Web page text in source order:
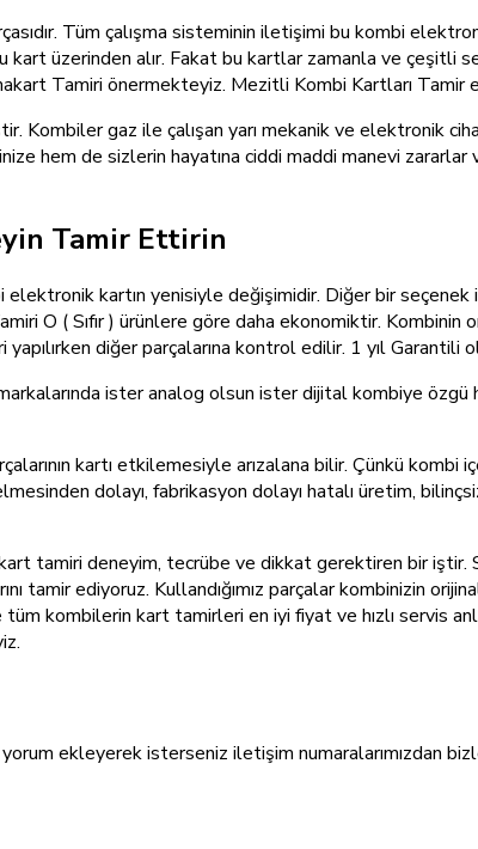
Tüm çalışma sisteminin iletişimi bu kombi
üzerinden alır. Fakat bu kartlar zamanla ve çeşitli
Tamiri önermekteyiz. Mezitli Kombi Kartları Tamir
gaz ile çalışan yarı mekanik ve elektronik
hem de sizlerin hayatına ciddi maddi manevi
Tamir Ettirin
elektronik kartın yenisiyle değişimidir. Diğer bir
O ( Sıfır ) ürünlere göre daha ekonomiktir. Kombinin
diğer parçalarına kontrol edilir. 1 yıl Garantili
ister analog olsun ister dijital kombiye özgü
kartı etkilemesiyle arızalana bilir. Çünkü kombi
dolayı, fabrikasyon dolayı hatalı üretim,
tamiri deneyim, tecrübe ve dikkat gerektiren bir iştir.
ediyoruz. Kullandığımız parçalar kombinizin
tüm kombilerin kart tamirleri en iyi fiyat ve hızlı servis
ekleyerek isterseniz iletişim numaralarımızdan